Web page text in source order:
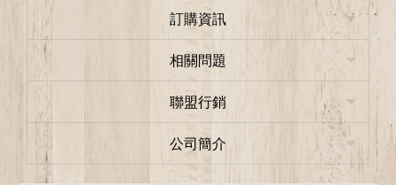
訂購資訊
相關問題
聯盟行銷
公司簡介